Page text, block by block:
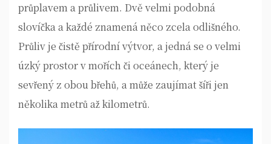
průplavem a průlivem. Dvě velmi podobná
slovíčka a každé znamená něco zcela odlišného.
Průliv je čistě přírodní výtvor, a jedná se o velmi
úzký prostor v mořích či oceánech, který je
sevřený z obou břehů, a může zaujímat šíři jen
několika metrů až kilometrů.